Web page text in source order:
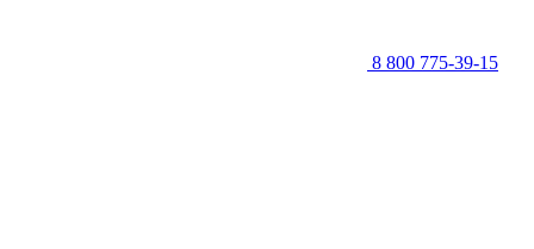
8 800 775-39-15